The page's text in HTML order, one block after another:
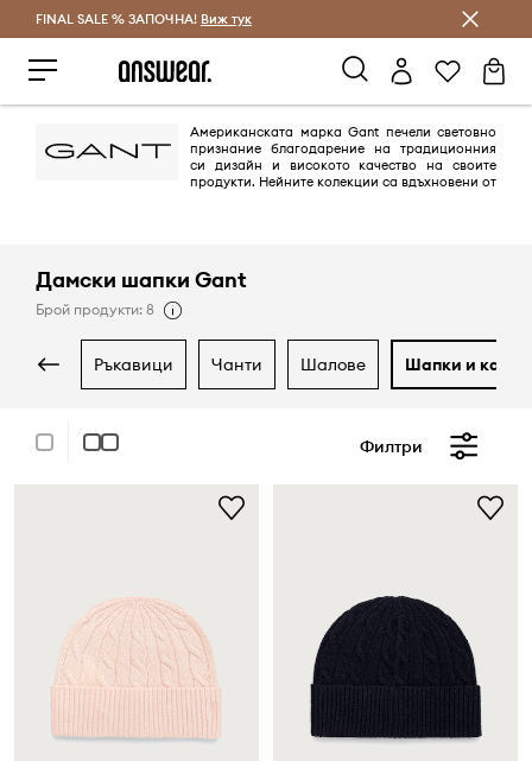
Спестявай с Answear Club
FINAL SALE % ЗАПОЧНА! Виж тук
Американската марка Gant печели световно
признание благодарение на традиционния
си дизайн и високото качество на своите
продукти. Нейните колекции са вдъхновени от
Дамски шапки Gant
Брой продукти: 8
ръкавици чанти шалове шапки и
Филтри